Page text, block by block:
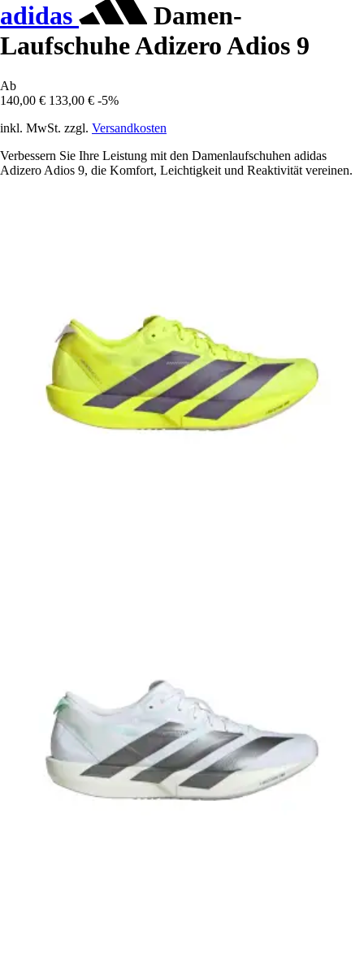
adidas
Damen-
Laufschuhe Adizero Adios 9
Ab
140,00 € 133,00 € -5%
inkl. MwSt. zzgl. Versandkosten
Verbessern Sie Ihre Leistung mit den Damenlaufschuhen adidas
Adizero Adios 9, die Komfort, Leichtigkeit und Reaktivität vereinen.